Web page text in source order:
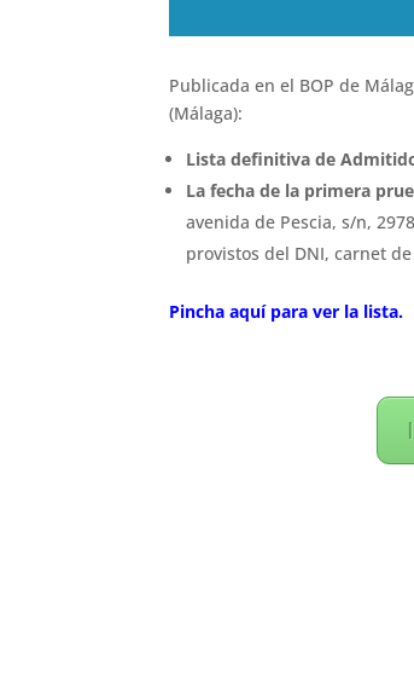
Publicada en el BOP de
(Málaga):
Lista definitiva de
La fecha de la primera
avenida de Pescia, s/n,
provistos del DNI, carnet
Pincha aquí para ver la lista.